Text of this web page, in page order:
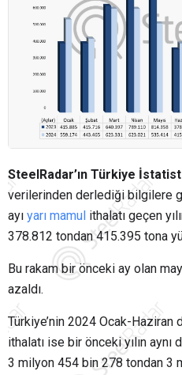
SteelRadar’ın Türkiye
verilerinden derlediği bilgilere
ayı yarı mamul ithalatı geçen
378.812 tondan 415.395 tona
Bu rakam bir önceki ay olan
azaldı.
Türkiye’nin 2024 Ocak-Haziran
ithalatı ise bir önceki yılın
3 milyon 454 bin 278 tondan 3